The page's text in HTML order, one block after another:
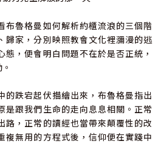
布魯格曼如何解析約櫃流浪的三個階
歸家，分別映照教會文化裡瀰漫的逃
態，便會明白問題不在於是否正統，
的跌宕起伏描繪出來，布魯格曼指出
是跟我們生命的走向息息相關。正常
路，正常的讀經也當帶來顛覆性的改
複無用的方程式後，信仰便在實踐中